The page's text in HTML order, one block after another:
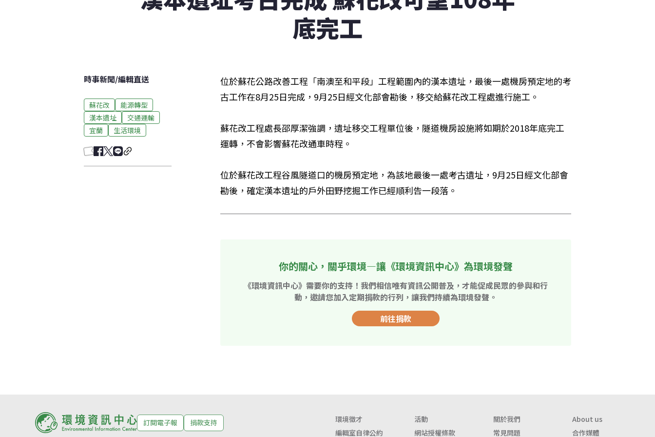
底完工
時事新聞/編輯直送
蘇花改
能源轉型
漢本遺址
交通運輸
宜蘭
生活環境
位於蘇花公路改善工程「南澳至和平段」工程範圍內的漢本遺址，最後一處機房預定地的考
古工作在8月25日完成，9月25日經文化部會勘後，移交給蘇花改工程處進行施工。
蘇花改工程處長邵厚潔強調，遺址移交工程單位後，隧道機房設施將如期於2018年底完工
運轉，不會影響蘇花改通車時程。
位於蘇花改工程谷風隧道口的機房預定地，為該地最後一處考古遺址，9月25日經文化部會
勘後，確定漢本遺址的戶外田野挖掘工作已經順利告一段落。
你的關心，關乎環境—讓《環境資訊中心》為環境發聲
《環境資訊中心》需要你的支持！我們相信唯有資訊公開普及，才能促成民眾的參與和行
動，邀請您加入定期捐款的行列，讓我們持續為環境發聲。
前往捐款
訂閱電子報 捐款支持 環境徵才 活動 關於我們
About us
編輯室自律公約
網站授權條款 常見問題 合作媒體